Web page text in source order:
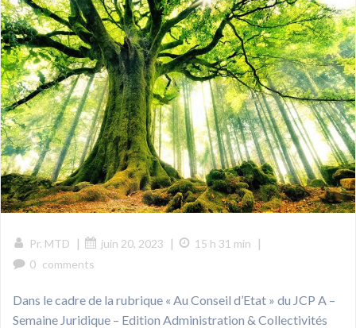
Pr. MTD | juin 20, 2023 | 15 h 31 min |
0 comments
Dans le cadre de la rubrique « Au Conseil d’Etat » du JCP A –
Semaine Juridique – Edition Administration & Collectivités